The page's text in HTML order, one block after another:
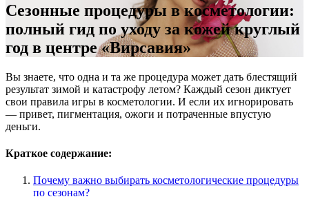
Сезонные процедуры в косметологии:
полный гид по уходу за кожей круглый
год в центре «Вирсавия»
Вы знаете, что одна и та же процедура может дать блестящий
результат зимой и катастрофу летом? Каждый сезон диктует
свои правила игры в косметологии. И если их игнорировать
— привет, пигментация, ожоги и потраченные впустую
деньги.
Краткое содержание:
Почему важно выбирать косметологические процедуры
по сезонам?